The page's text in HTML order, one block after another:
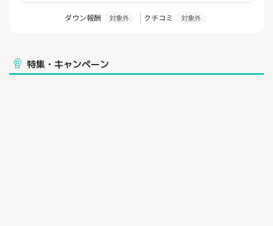
ダウン報酬 対象外 クチコミ 対象外
特集・キャンペーン